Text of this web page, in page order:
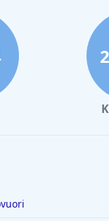
ja vastaanottotiimiä
Yksittäisiä
heidän
positiivista
vartioidun 24 tunnin
hotellin takana voi
raskaita
pehmeiden tyynyjen